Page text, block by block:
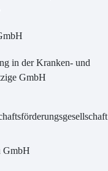
in der Kranken- und
GmbH
GmbH